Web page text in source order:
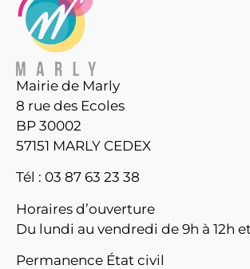
Mairie de Marly
8 rue des Ecoles
BP 30002
57151 MARLY CEDEX
Tél : 03 87 63 23 38
Horaires d’ouverture
Du lundi au vendredi de 9h à 12h et
Permanence État civil